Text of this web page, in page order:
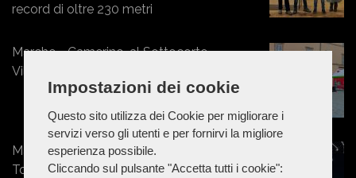
Impostazioni dei cookie
Questo sito utilizza dei Cookie per migliorare i
servizi verso gli utenti e per fornirvi la migliore
esperienza possibile.
Cliccando sul pulsante "Accetta tutti i cookie":
record di oltre 230 metri
Marche - Camerino, al Sottocorte
Village ecco “Incanto di Natale”
Marche - San Severino Christmas
Town: la festa si anima con